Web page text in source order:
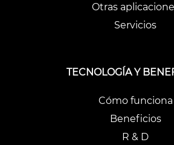
Otras
Servicios
TECNOLOGÍA Y
Cómo funciona
Beneficios
R & D